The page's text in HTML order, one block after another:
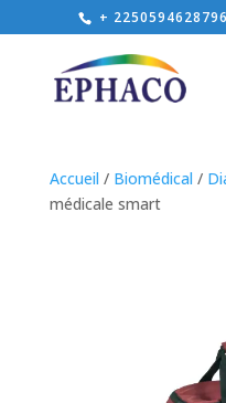
+ 2250594628796
Accueil / Biomédical /
médicale smart